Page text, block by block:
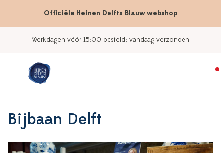
Officiële Heinen Delfts Blauw webshop
Werkdagen vóór 15:00 besteld; vandaag verzonden
Bijbaan Delft